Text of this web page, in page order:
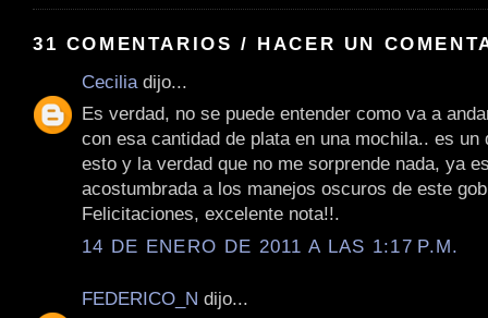
31 COMENTARIOS / HACER UN
Cecilia dijo...
Es verdad, no se puede entender como va a
con esa cantidad de plata en una mochila.. es un
esto y la verdad que no me sorprende nada, ya
acostumbrada a los manejos oscuros de este
Felicitaciones, excelente nota!!.
14 DE ENERO DE 2011 A LAS 1:17 P.M.
FEDERICO_N dijo...